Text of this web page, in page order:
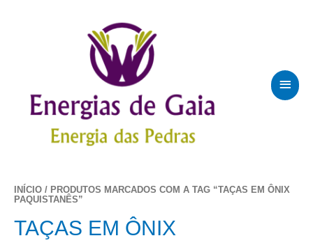
INÍCIO / PRODUTOS MARCADOS COM A TAG “TAÇAS EM ÔNIX
PAQUISTANÊS”
TAÇAS EM ÔNIX